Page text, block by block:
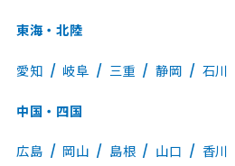
東海・北陸
愛知 岐阜 三重 静岡 石川
中国・四国
広島 岡山 島根 山口 香川